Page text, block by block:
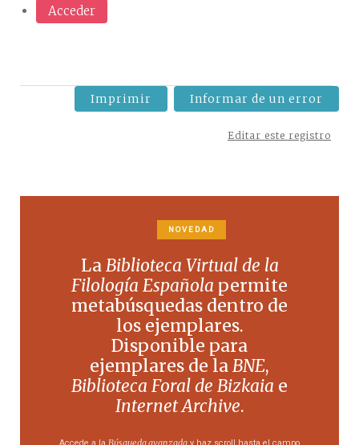
Acceder
Imprimir Informar de un error
Editar este registro
NOVEDAD
LaBiblioteca Virtual de la
Filología Española permite
metabúsquedas dentro de
los ejemplares.
Disponible para
ejemplares de laBNE,
Biblioteca Foral de Bizkaia e
Internet Archive.
Accede a la Búsqueda avanzada y haz scroll hasta el campo